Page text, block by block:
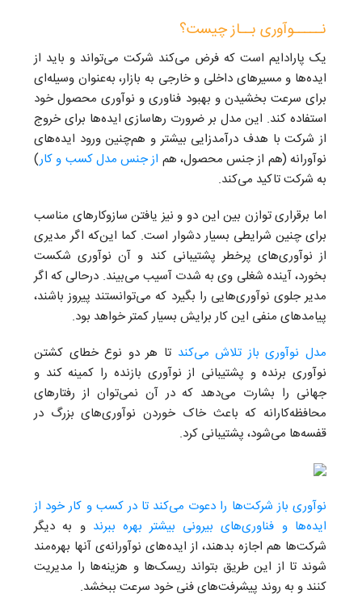
نـــــوآوری بــاز چیست؟
یک پارادایم است که فرض می‌کند شرکت می‌تواند و باید از
ایده‌ها و مسیرهای داخلی و خارجی به بازار، به‌عنوان وسیله‌ای
برای سرعت بخشیدن و بهبود فناوری و نوآوری محصول خود
استفاده کند. این مدل بر ضرورت رهاسازی ایده‌ها برای خروج
از شرکت با هدف درآمد‌زایی بیشتر و هم‌چنین ورود ایده‌های
نوآورانه (هم از جنس محصول، هم از جنس مدل کسب و کار)
به شرکت تاکید می‌کند.
اما برقراری توازن بین این دو و نیز یافتن سازوکارهای مناسب
برای چنین شرایطی بسیار دشوار است. کما این‌که اگر مدیری
از نوآوری‌های پرخطر پشتیبانی کند و آن نوآوری شکست
بخورد، آینده شغلی وی به شدت آسیب می‌بیند. درحالی که اگر
مدیر جلوی نوآوری‌هایی را بگیرد که می‌توانستند پیروز باشند،
پیامدهای منفی این کار برایش بسیار کمتر خواهد بود.
مدل نوآوری باز تلاش می‌کند تا هر دو نوع خطای کشتن
نوآوری برنده و پشتیبانی از نوآوری بازنده را کمینه کند و
جهانی را بشارت می‌دهد که در آن نمی‌توان از رفتارهای
محافظه‌کارانه که باعث خاک خوردن نوآوری‌های بزرگ در
قفسه‌ها می‌شود، پشتیبانی کرد.
نوآوری باز شرکت‌ها را دعوت می‌کند تا در کسب و کار خود از
ایده‌ها و فناوری‌های بیرونی بیشتر بهره ببرند و به دیگر
شرکت‌ها هم اجازه بدهند، از ایده‌های نوآورانه‌ی آنها بهره‌مند
شوند تا از این طریق بتواند ریسک‌ها و هزینه‌ها را مدیریت
کنند و به روند پیشرفت‌های فنی خود سرعت ببخشد.